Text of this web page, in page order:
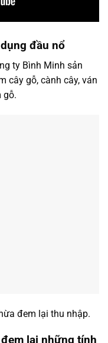
đầu nổ
ty Bình Minh sản
cây gỗ, cành cây, ván
gỗ.
đem lại thu nhập.
lại những tính